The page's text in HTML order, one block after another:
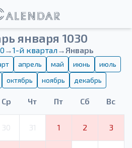
января 1030
→1-й квартал→ Январь
апрель май июнь
июль
октябрь ноябрь декабрь
Ср Чт Пт Сб Вс
30 31 1 2 3